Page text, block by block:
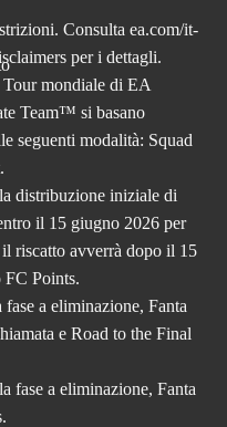
Consulta ea.com/it-
per i dettagli.
mondiale di EA
Team™ si basano
seguenti modalità: Squad
distribuzione iniziale di
il 15 giugno 2026 per
riscatto avverrà dopo il 15
FC Points.
a eliminazione, Fanta
e Road to the Final
fase a eliminazione, Fanta